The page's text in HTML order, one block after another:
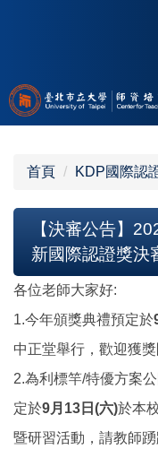
內
容
首頁 KDP國際認
【決審公告】
新國際認證獎決
各位老師大家好:
1.今年頒獎典禮預定於
中正堂舉行，歡迎獲
2.為利標竿/特優方案
定於9月13日(六)於本
暨研習活動，請教師